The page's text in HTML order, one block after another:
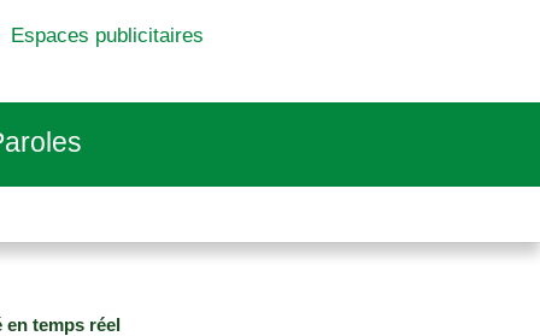
Espaces publicitaires
en temps réel